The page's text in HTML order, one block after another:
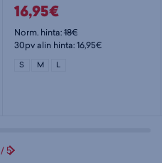
16,95€
Norm. hinta:18€
30pv alin hinta: 16,95€
S M L
/5